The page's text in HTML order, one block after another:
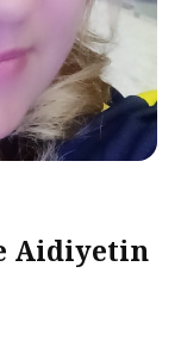
Aidiyetin